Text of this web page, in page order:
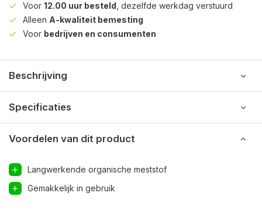
Voor 12.00 uur besteld , dezelfde werkdag verstuurd
Alleen A-kwaliteit bemesting
Voor bedrijven en consumenten
Beschrijving
Specificaties
Voordelen van dit product
Langwerkende organische meststof
Gemakkelijk in gebruik